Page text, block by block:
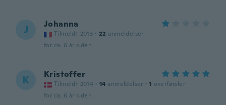
J Johanna
Tilmeldt 2013 · 22 anmeldelser
for ca. 6 år siden
K Kristoffer
Tilmeldt 2014 · 14 anmeldelser · 1 overførsler
for ca. 6 år siden